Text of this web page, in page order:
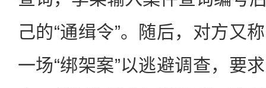
己的“通缉令”。随后，对方又
一场“绑架案”以逃避调查，要